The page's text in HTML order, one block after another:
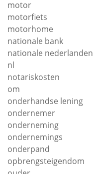
motor
motorfiets
motorhome
nationale bank
nationale nederlanden
nl
notariskosten
om
onderhandse lening
ondernemer
onderneming
ondernemings
onderpand
opbrengsteigendom